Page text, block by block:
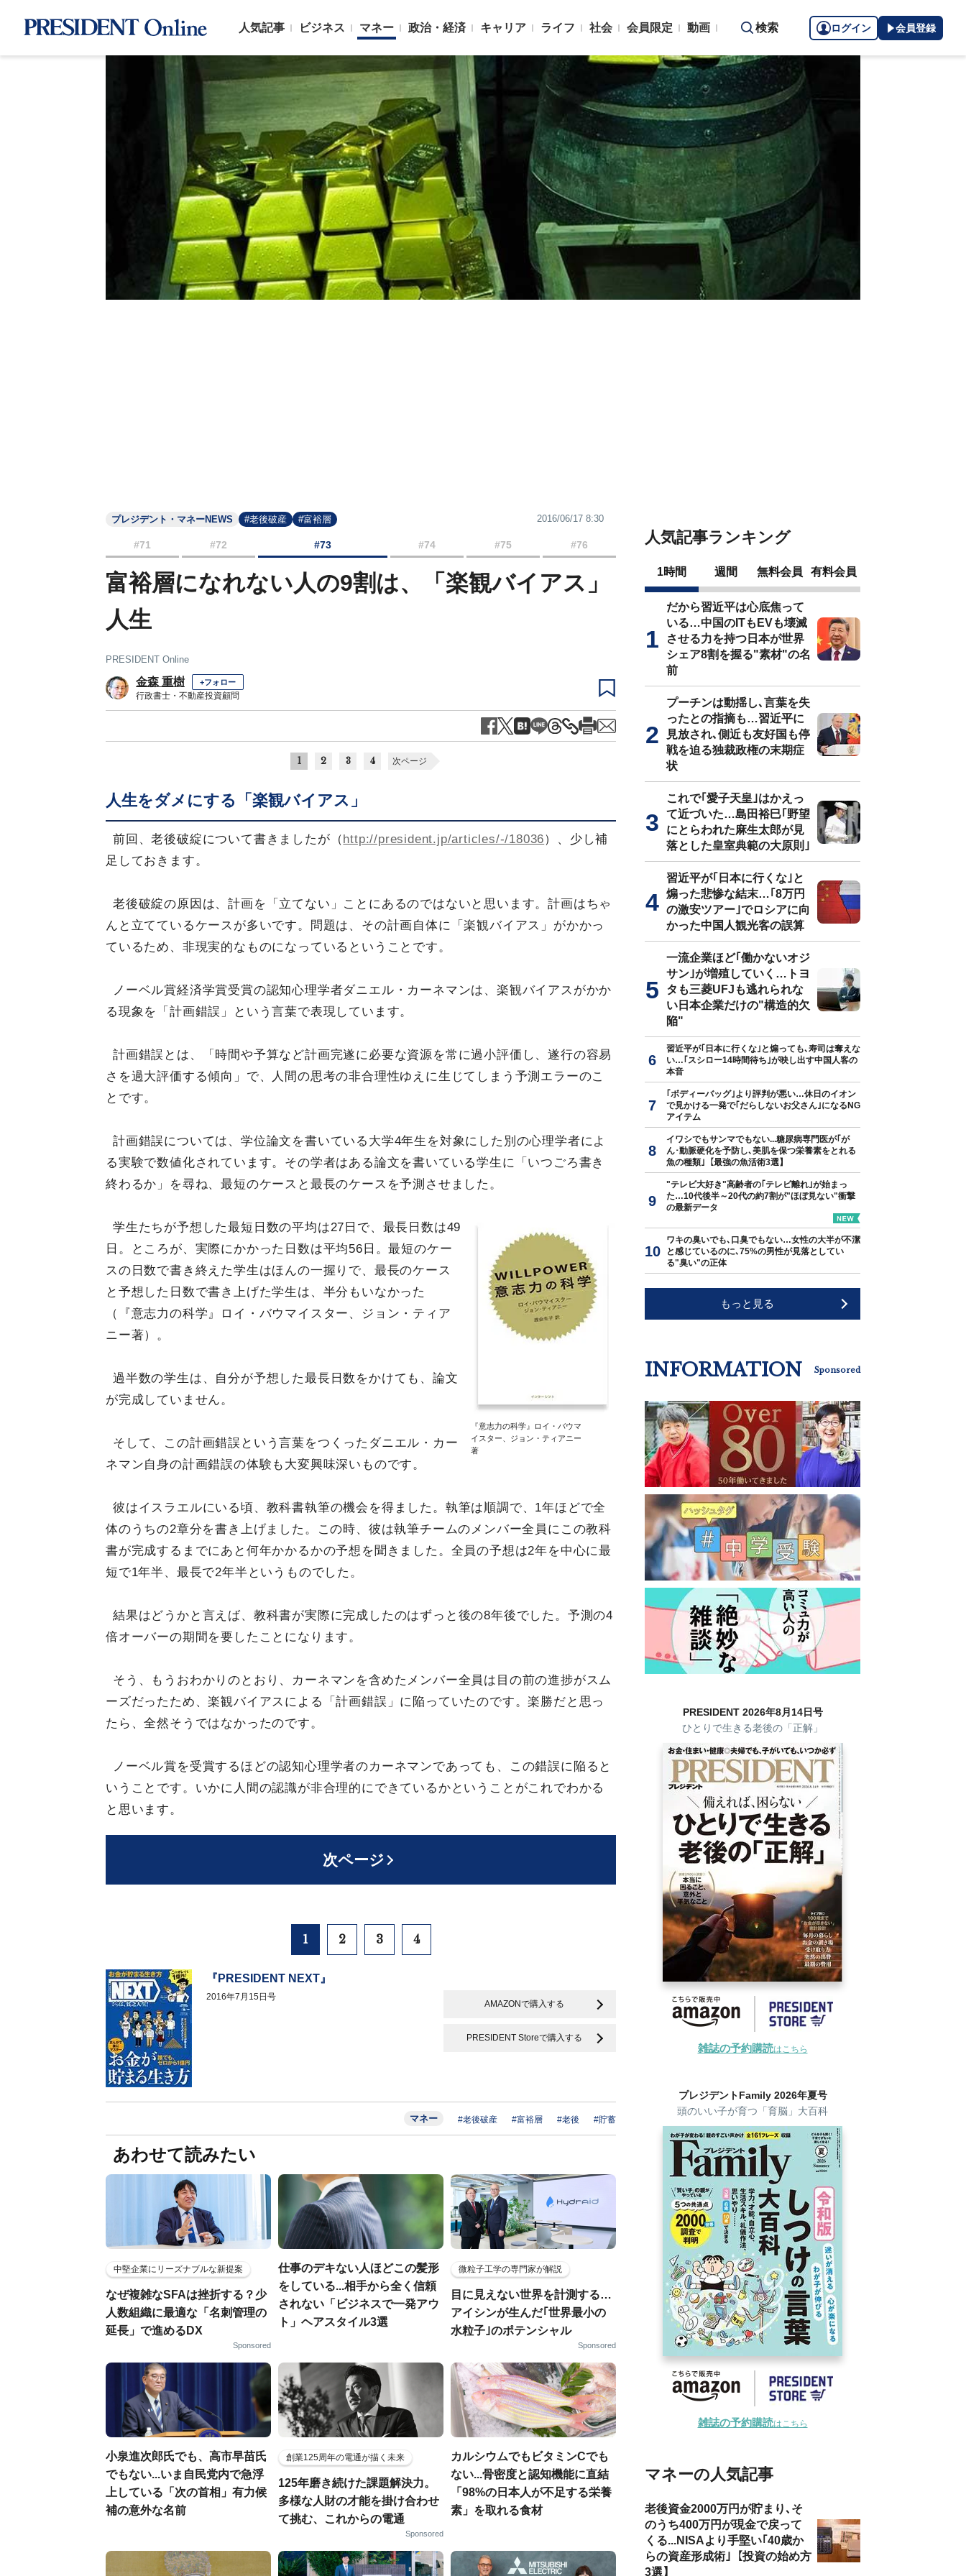
人気記事 ビジネス マネー 政治・経済 キャリア ライフ 社会 会員限定 動画 検索 ログイン 会員登録
プレジデント・マネーNEWS #老後破産 #富裕層 2016/06/17 8:30
#71 #72 #73 #74 #75 #76
富裕層になれない人の9割は、「楽観バイアス」
人生
PRESIDENT Online
金森 重樹 +フォロー
行政書士・不動産投資顧問
1 2 3 4 次ページ
人生をダメにする「楽観バイアス」
前回、老後破綻について書きましたが（http://president.jp/articles/-/18036）、少し補
足しておきます。
老後破綻の原因は、計画を「立てない」ことにあるのではないと思います。計画はちゃ
んと立てているケースが多いです。問題は、その計画自体に「楽観バイアス」がかかっ
ているため、非現実的なものになっているということです。
ノーベル賞経済学賞受賞の認知心理学者ダニエル・カーネマンは、楽観バイアスがかか
る現象を「計画錯誤」という言葉で表現しています。
計画錯誤とは、「時間や予算など計画完遂に必要な資源を常に過小評価し、遂行の容易
さを過大評価する傾向」で、人間の思考の非合理性ゆえに生じてしまう予測エラーのこ
とです。
計画錯誤については、学位論文を書いている大学4年生を対象にした別の心理学者によ
る実験で数値化されています。その学者はある論文を書いている学生に「いつごろ書き
終わるか」を尋ね、最短のケースと最長のケースを予測させました。
『意志力の科学』ロイ・バウマ
イスター、ジョン・ティアニー
著
学生たちが予想した最短日数の平均は27日で、最長日数は49
日。ところが、実際にかかった日数は平均56日。最短のケー
スの日数で書き終えた学生はほんの一握りで、最長のケース
と予想した日数で書き上げた学生は、半分もいなかった
（『意志力の科学』ロイ・バウマイスター、ジョン・ティア
ニー著）。
過半数の学生は、自分が予想した最長日数をかけても、論文
が完成していません。
そして、この計画錯誤という言葉をつくったダニエル・カー
ネマン自身の計画錯誤の体験も大変興味深いものです。
彼はイスラエルにいる頃、教科書執筆の機会を得ました。執筆は順調で、1年ほどで全
体のうちの2章分を書き上げました。この時、彼は執筆チームのメンバー全員にこの教科
書が完成するまでにあと何年かかるかの予想を聞きました。全員の予想は2年を中心に最
短で1年半、最長で2年半というものでした。
結果はどうかと言えば、教科書が実際に完成したのはずっと後の8年後でした。予測の4
倍オーバーの期間を要したことになります。
そう、もうおわかりのとおり、カーネマンを含めたメンバー全員は目の前の進捗がスム
ーズだったため、楽観バイアスによる「計画錯誤」に陥っていたのです。楽勝だと思っ
たら、全然そうではなかったのです。
ノーベル賞を受賞するほどの認知心理学者のカーネマンであっても、この錯誤に陥ると
いうことです。いかに人間の認識が非合理的にできているかということがこれでわかる
と思います。
次ページ
1 2 3 4
『PRESIDENT NEXT』
2016年7月15日号
AMAZONで購入する
PRESIDENT Storeで購入する
マネー #老後破産 #富裕層 #老後 #貯蓄
あわせて読みたい
中堅企業にリーズナブルな新提案
なぜ複雑なSFAは挫折する？少
人数組織に最適な「名刺管理の
延長」で進めるDX
Sponsored
仕事のデキない人ほどこの髪形
をしている...相手から全く信頼
されない「ビジネスで一発アウ
ト」ヘアスタイル3選
微粒子工学の専門家が解説
目に見えない世界を計測する…
アイシンが生んだ｢世界最小の
水粒子｣のポテンシャル
Sponsored
小泉進次郎氏でも、高市早苗氏
でもない...いま自民党内で急浮
上している「次の首相」有力候
補の意外な名前
創業125周年の電通が描く未来
125年磨き続けた課題解決力。
多様な人財の才能を掛け合わせ
て挑む、これからの電通
Sponsored
カルシウムでもビタミンCでも
ない...骨密度と認知機能に直結
「98%の日本人が不足する栄養
素」を取れる食材
人気記事ランキング
1時間 週間 無料会員 有料会員
だから習近平は心底焦って
いる…中国のITもEVも壊滅
させる力を持つ日本が世界
シェア8割を握る"素材"の名
前
プーチンは動揺し､言葉を失
ったとの指摘も…習近平に
見放され､側近も友好国も停
戦を迫る独裁政権の末期症
状
これで｢愛子天皇｣はかえっ
て近づいた…島田裕巳｢野望
にとらわれた麻生太郎が見
落とした皇室典範の大原則｣
習近平が｢日本に行くな｣と
煽った悲惨な結末…｢8万円
の激安ツアー｣でロシアに向
かった中国人観光客の誤算
一流企業ほど｢働かないオジ
サン｣が増殖していく…トヨ
タも三菱UFJも逃れられな
い日本企業だけの"構造的欠
陥"
習近平が｢日本に行くな｣と煽っても､寿司は奪えな
い…｢スシロー14時間待ち｣が映し出す中国人客の
本音
｢ボディーバッグ｣より評判が悪い…休日のイオン
で見かける一発で｢だらしないお父さん｣になるNG
アイテム
イワシでもサンマでもない...糖尿病専門医が｢が
ん･動脈硬化を予防し､美肌を保つ栄養素をとれる
魚の種類｣【最強の魚活術3選】
"テレビ大好き"高齢者の｢テレビ離れ｣が始まっ
た…10代後半～20代の約7割が"ほぼ見ない"衝撃
の最新データ
ワキの臭いでも､口臭でもない…女性の大半が不潔
と感じているのに､75%の男性が見落としてい
る"臭い"の正体
もっと見る
INFORMATION Sponsored
PRESIDENT 2026年8月14日号
ひとりで生きる老後の「正解」
雑誌の予約購読はこちら
プレジデントFamily 2026年夏号
頭のいい子が育つ「育脳」大百科
雑誌の予約購読はこちら
マネーの人気記事
老後資金2000万円が貯まり､そ
のうち400万円が現金で戻って
くる...NISAより手堅い｢40歳か
らの資産形成術｣【投資の始め方
3選】